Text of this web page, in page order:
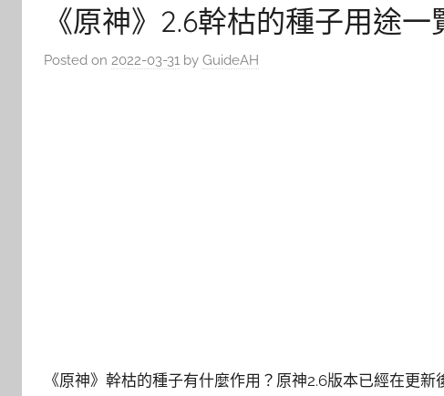
《原神》2.6幹枯的種子用途一
Posted on 2022-03-31 by GuideAH
《原神》幹枯的種子有什麼作用？原神2.6版本已經在更